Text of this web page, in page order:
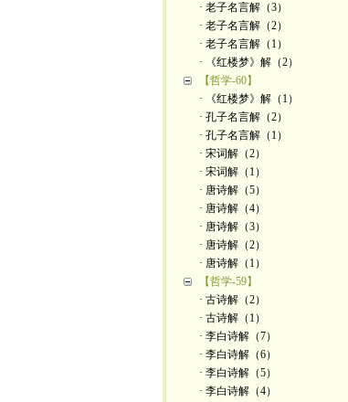
· 老子名言解（3）
· 老子名言解（2）
· 老子名言解（1）
· 《红楼梦》解（2）
【哲学-60】
· 《红楼梦》解（1）
· 孔子名言解（2）
· 孔子名言解（1）
· 宋词解（2）
· 宋词解（1）
· 唐诗解（5）
· 唐诗解（4）
· 唐诗解（3）
· 唐诗解（2）
· 唐诗解（1）
【哲学-59】
· 古诗解（2）
· 古诗解（1）
· 李白诗解（7）
· 李白诗解（6）
· 李白诗解（5）
· 李白诗解（4）